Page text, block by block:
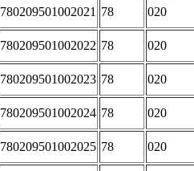
780209501002021 78 020
780209501002022 78 020
780209501002023 78 020
780209501002024 78 020
780209501002025 78 020